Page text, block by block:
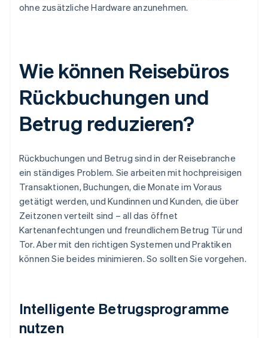
ohne zusätzliche Hardware anzunehmen.
Wie können Reisebüros
Rückbuchungen und
Betrug reduzieren?
Rückbuchungen und Betrug sind in der Reisebranche
ein ständiges Problem. Sie arbeiten mit hochpreisigen
Transaktionen, Buchungen, die Monate im Voraus
getätigt werden, und Kundinnen und Kunden, die über
Zeitzonen verteilt sind – all das öffnet
Kartenanfechtungen und freundlichem Betrug Tür und
Tor. Aber mit den richtigen Systemen und Praktiken
können Sie beides minimieren. So sollten Sie vorgehen.
Intelligente Betrugsprogramme
nutzen